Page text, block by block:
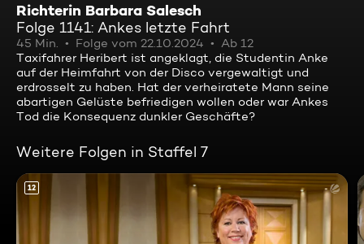
Richterin Barbara Salesch
Folge 1141: Ankes letzte Fahrt
45 Min. Folge vom 22.10.2024
Ab 12
Taxifahrer Heribert ist angeklagt, die Studentin Anke
auf der Heimfahrt von der Disco vergewaltigt und
erdrosselt zu haben. Hat der verheiratete Mann seine
abartigen Gelüste befriedigen wollen oder war Ankes
Tod die Konsequenz dunkler Geschäfte?
Weitere Folgen in Staffel 7
12